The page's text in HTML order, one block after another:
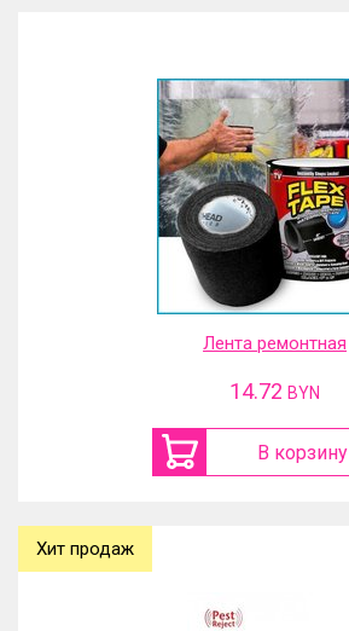
Лента ремонтная
14.72 BYN
В корзину
Хит продаж